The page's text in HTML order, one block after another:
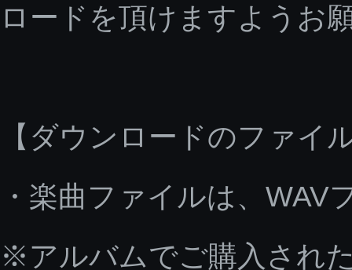
ロードを頂けますようお
【ダウンロードのファイ
・楽曲ファイルは、
※アルバムでご購入され